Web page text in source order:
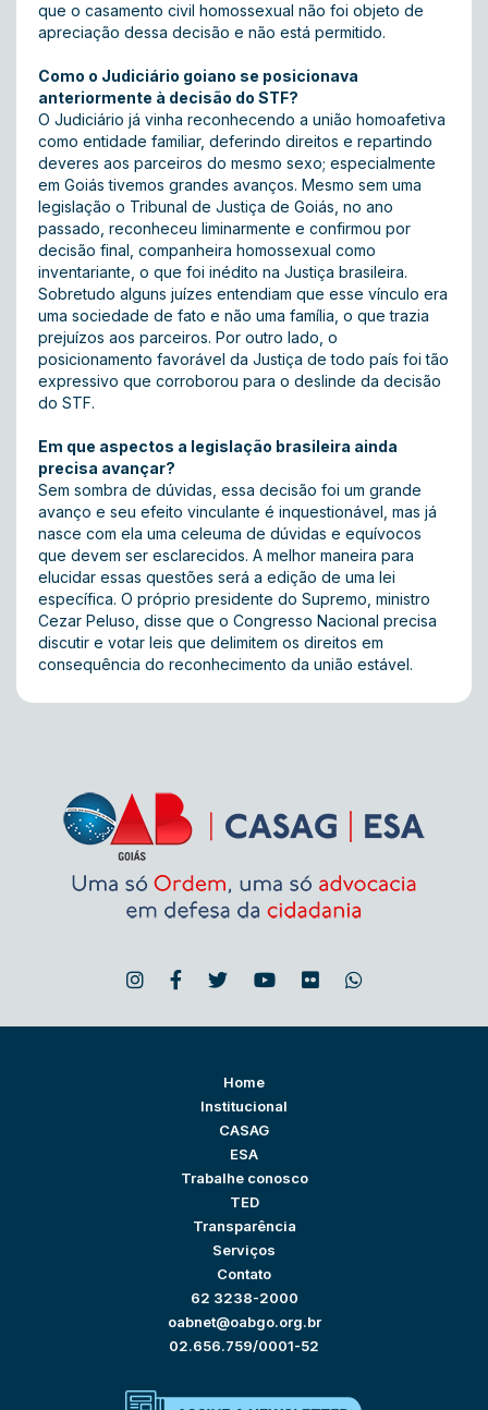
que o casamento civil homossexual não foi objeto de
apreciação dessa decisão e não está permitido.
Como o Judiciário goiano se posicionava
anteriormente à decisão do STF?
O Judiciário já vinha reconhecendo a união homoafetiva
como entidade familiar, deferindo direitos e repartindo
deveres aos parceiros do mesmo sexo; especialmente
em Goiás tivemos grandes avanços. Mesmo sem uma
legislação o Tribunal de Justiça de Goiás, no ano
passado, reconheceu liminarmente e confirmou por
decisão final, companheira homossexual como
inventariante, o que foi inédito na Justiça brasileira.
Sobretudo alguns juízes entendiam que esse vínculo era
uma sociedade de fato e não uma família, o que trazia
prejuízos aos parceiros. Por outro lado, o
posicionamento favorável da Justiça de todo país foi tão
expressivo que corroborou para o deslinde da decisão
do STF.
Em que aspectos a legislação brasileira ainda
precisa avançar?
Sem sombra de dúvidas, essa decisão foi um grande
avanço e seu efeito vinculante é inquestionável, mas já
nasce com ela uma celeuma de dúvidas e equívocos
que devem ser esclarecidos. A melhor maneira para
elucidar essas questões será a edição de uma lei
específica. O próprio presidente do Supremo, ministro
Cezar Peluso, disse que o Congresso Nacional precisa
discutir e votar leis que delimitem os direitos em
consequência do reconhecimento da união estável.
Home
Institucional
CASAG
ESA
Trabalhe conosco
TED
Transparência
Serviços
Contato
62 3238-2000
oabnet@oabgo.org.br
02.656.759/0001-52